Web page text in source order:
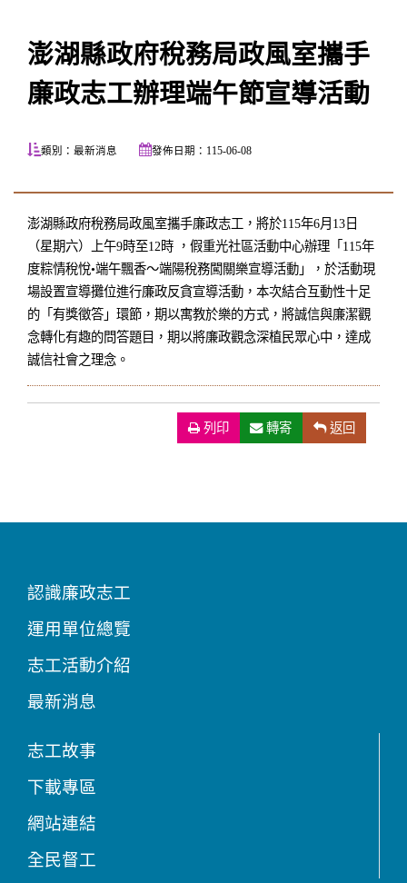
澎湖縣政府稅務局政風室攜手
廉政志工辦理端午節宣導活動
類別：最新消息 發佈日期：115-06-08
澎湖縣政府稅務局政風室攜手廉政志工，將於115年6月13日
（星期六）上午9時至12時 ，假重光社區活動中心辦理「115年
度粽情稅悅•端午飄香～端陽稅務闖關樂宣導活動」，於活動現
場設置宣導攤位進行廉政反貪宣導活動，本次結合互動性十足
的「有獎徵答」環節，期以寓教於樂的方式，將誠信與廉潔觀
念轉化有趣的問答題目，期以將廉政觀念深植民眾心中，達成
誠信社會之理念。
列印（另開新視窗）
轉寄 返回
認識廉政志工
運用單位總覽
志工活動介紹
最新消息
志工故事
下載專區
網站連結
全民督工